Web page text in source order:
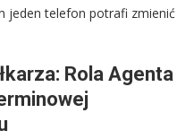
jeden telefon potrafi zmienić
Rola Agenta